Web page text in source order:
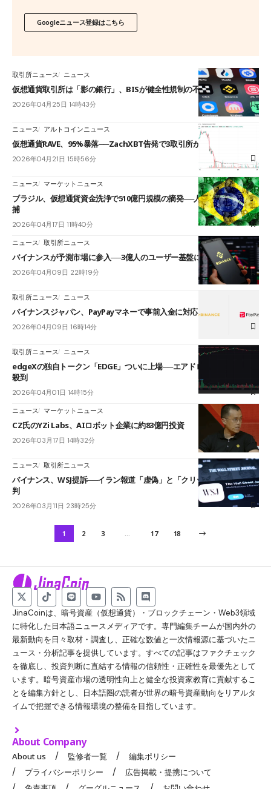
Googleニュース登録はこちら
取引所ニュース ニュース
仮想通貨取引所は「影の銀行」、BISが健全性規制の不在に警鐘
2026年04月25日 14時43分
ニュース アルトコインニュース
仮想通貨RAVE、95%暴落──ZachXBT告発で3取引所が操作疑惑を調査
2026年04月21日 15時56分
ニュース マーケットニュース
ブラジル、仮想通貨資金洗浄で510億円規模の摘発──人気歌手ら39人逮
捕
2026年04月17日 11時40分
ニュース 取引所ニュース
バイナンスが予測市場に参入──3億人のユーザー基盤に開放
2026年04月09日 22時19分
取引所ニュース ニュース
バイナンスジャパン、PayPayマネーで事前入金に対応
2026年04月09日 16時14分
取引所ニュース ニュース
edgeXの独自トークン「EDGE」ついに上場──エアドロップ激減で非難
殺到
2026年04月01日 14時15分
ニュース マーケットニュース
CZ氏のYZi Labs、AIロボット企業に約83億円投資
2026年03月17日 14時32分
ニュース 取引所ニュース
バイナンス、WSJ提訴──イラン報道「虚偽」と「クリック数優先」を批
判
2026年03月11日 23時25分
1 2 3 17 18
JinaCoinは、暗号資産（仮想通貨）・ブロックチェーン・Web3領域
に特化した日本語ニュースメディアです。専門編集チームが国内外の
最新動向を日々取材・調査し、正確な数値と一次情報源に基づいたニ
ュース・分析記事を提供しています。すべての記事はファクチェック
を徹底し、投資判断に直結する情報の信頼性・正確性を最優先として
います。暗号資産市場の透明性向上と健全な投資家教育に貢献するこ
とを編集方針とし、日本語圏の読者が世界の暗号資産動向をリアルタ
イムで把握できる情報環境の整備を目指しています。
About Company
About us 監修者一覧
編集ポリシー
プライバシーポリシー
広告掲載・提携について